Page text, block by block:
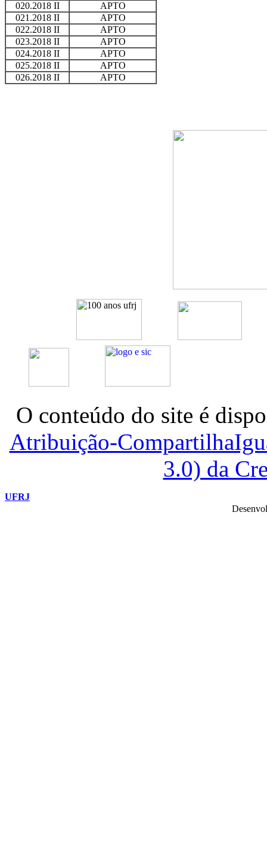
020.2018 II
APTO
021.2018 II
APTO
022.2018 II
APTO
023.2018 II
APTO
024.2018 II
APTO
025.2018 II
APTO
026.2018 II
APTO
O conteúdo do site é
Atribuição-
3.0) da
UFRJ